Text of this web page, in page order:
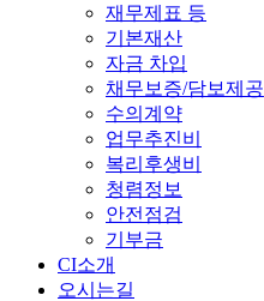
재무제표 등
기본재산
자금 차입
채무보증/담보제공
수의계약
업무추진비
복리후생비
청렴정보
안전점검
기부금
CI소개
오시는길